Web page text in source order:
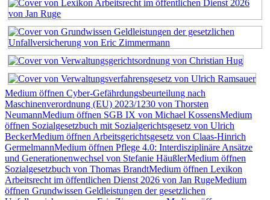
Medium öffnen Cyber-Gefährdungsbeurteilung nach
Maschinenverordnung (EU) 2023/1230 von Thorsten
NeumannMedium öffnen SGB IX von Michael KossensMedium
öffnen Sozialgesetzbuch mit Sozialgerichtsgesetz von Ulrich
BeckerMedium öffnen Arbeitsgerichtsgesetz von Claas-Hinrich
GermelmannMedium öffnen Pflege 4.0: Interdisziplinäre Ansätze
und Generationenwechsel von Stefanie HäußlerMedium öffnen
Sozialgesetzbuch von Thomas BrandtMedium öffnen Lexikon
Arbeitsrecht im öffentlichen Dienst 2026 von Jan RugeMedium
öffnen Grundwissen Geldleistungen der gesetzlichen